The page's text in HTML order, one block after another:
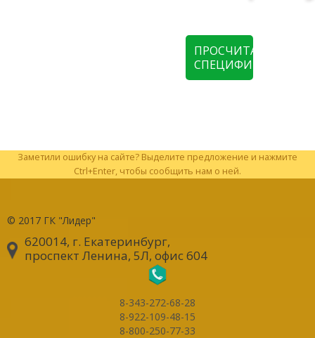
ПРОСЧИТАТЬ
СПЕЦИФИКАЦИЮ
Заметили ошибку на сайте? Выделите предложение и нажмите
Ctrl+Enter, чтобы сообщить нам о ней.
© 2017 ГК "Лидер"
620014, г. Екатеринбург,
проспект Ленина, 5Л, офис 604
8-343-272-68-28
8-922-109-48-15
8-800-250-77-33